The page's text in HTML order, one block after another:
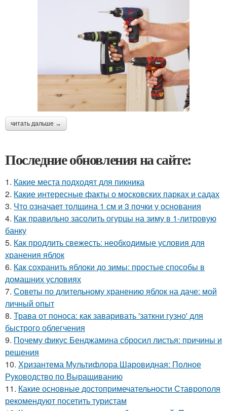
читать дальше →
Последние обновления на сайте:
1. Какие места подходят для пикника
2. Какие интересные факты о московских парках и садах
3. Что означает толщина 1 см и 3 почки у основания
4. Как правильно засолить огурцы на зиму в 1-литровую
банку
5. Как продлить свежесть: необходимые условия для
хранения яблок
6. Как сохранить яблоки до зимы: простые способы в
домашних условиях
7. Советы по длительному хранению яблок на даче: мой
личный опыт
8. Трава от поноса: как заваривать 'заткни гузно' для
быстрого облегчения
9. Почему фикус Бенджамина сбросил листья: причины и
решения
10. Хризантема Мультифлора Шаровидная: Полное
Руководство по Выращиванию
11. Какие основные достопримечательности Ставрополя
рекомендуют посетить туристам